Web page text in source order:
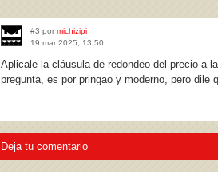
#3 por michizipi
19 mar 2025, 13:50
Aplicale la cláusula de redondeo del precio a
pregunta, es por pringao y moderno, pero
Deja tu comentario